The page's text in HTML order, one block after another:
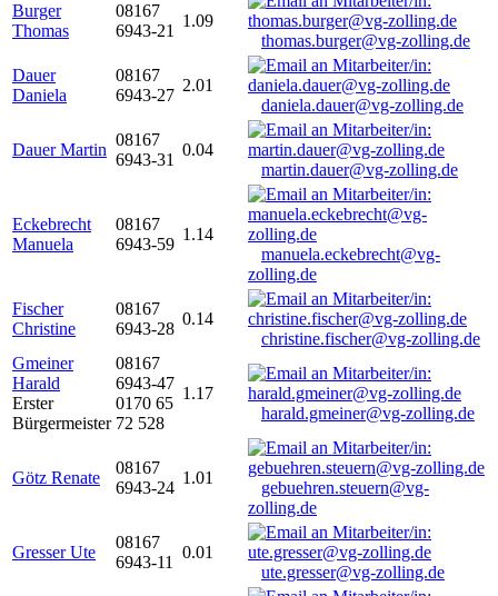
Burger
Thomas
08167
6943-21
1.09
thomas.burger@vg-zolling.de
Dauer
Daniela
08167
6943-27
2.01
daniela.dauer@vg-zolling.de
Dauer Martin
08167
6943-31
0.04
martin.dauer@vg-zolling.de
Eckebrecht
Manuela
08167
6943-59
1.14
manuela.eckebrecht@vg-
zolling.de
Fischer
Christine
08167
6943-28
0.14
christine.fischer@vg-zolling.de
Gmeiner
Harald
Erster
Bürgermeister
08167
6943-47
0170 65
72 528
1.17
harald.gmeiner@vg-zolling.de
Götz Renate
08167
6943-24
1.01
gebuehren.steuern@vg-
zolling.de
Gresser Ute
08167
6943-11
0.01
ute.gresser@vg-zolling.de